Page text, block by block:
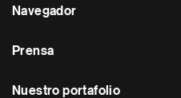
Navegador
Prensa
Nuestro portafolio